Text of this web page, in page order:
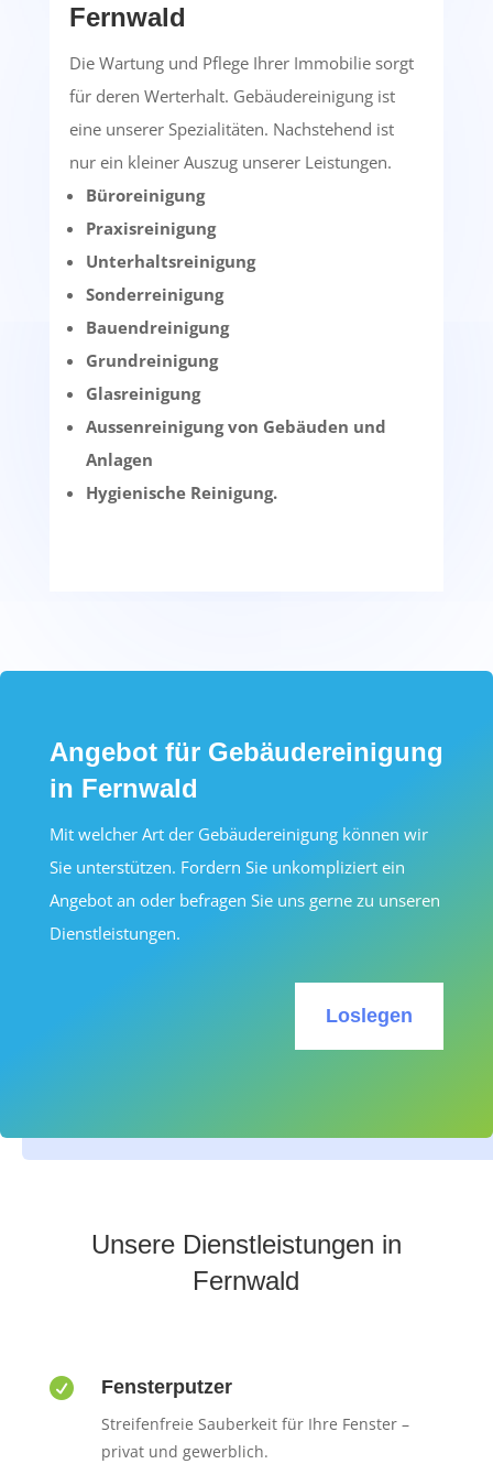
Fernwald
Die Wartung und Pflege Ihrer Immobilie sorgt
für deren Werterhalt. Gebäudereinigung ist
eine unserer Spezialitäten. Nachstehend ist
nur ein kleiner Auszug unserer Leistungen.
Büroreinigung
Praxisreinigung
Unterhaltsreinigung
Sonderreinigung
Bauendreinigung
Grundreinigung
Glasreinigung
Aussenreinigung von Gebäuden und
Anlagen
Hygienische Reinigung.
Angebot für Gebäudereinigung
in Fernwald
Mit welcher Art der Gebäudereinigung können wir
Sie unterstützen. Fordern Sie unkompliziert ein
Angebot an oder befragen Sie uns gerne zu unseren
Dienstleistungen.
Loslegen
Unsere Dienstleistungen in
Fernwald
 Fensterputzer
Streifenfreie Sauberkeit für Ihre Fenster –
privat und gewerblich.